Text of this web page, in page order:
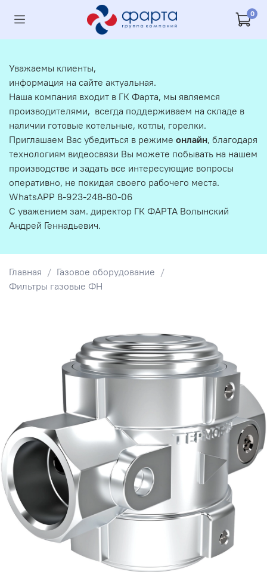
0
Главная
Газовое оборудование
Фильтры газовые ФН
Уважаемы клиенты,
информация на сайте актуальная.
Наша компания входит в ГК Фарта, мы являемся
производителями, всегда поддерживаем на складе в
наличии готовые котельные, котлы, горелки.
Приглашаем Вас убедиться в режиме онлайн, благодаря
технологиям видеосвязи Вы можете побывать на нашем
производстве и задать все интересующие вопросы
оперативно, не покидая своего рабочего места.
WhatsAPP 8-923-248-80-06
С уважением зам. директор ГК ФАРТА Волынский
Андрей Геннадьевич.